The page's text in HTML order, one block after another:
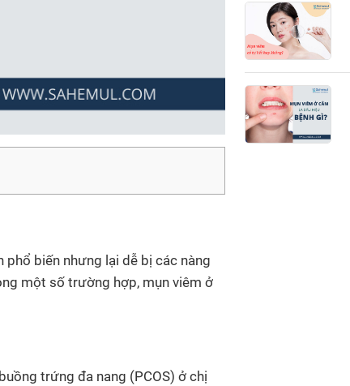
biến nhưng lại dễ bị các nàng
một số trường hợp, mụn viêm ở
trứng đa nang (PCOS) ở chị